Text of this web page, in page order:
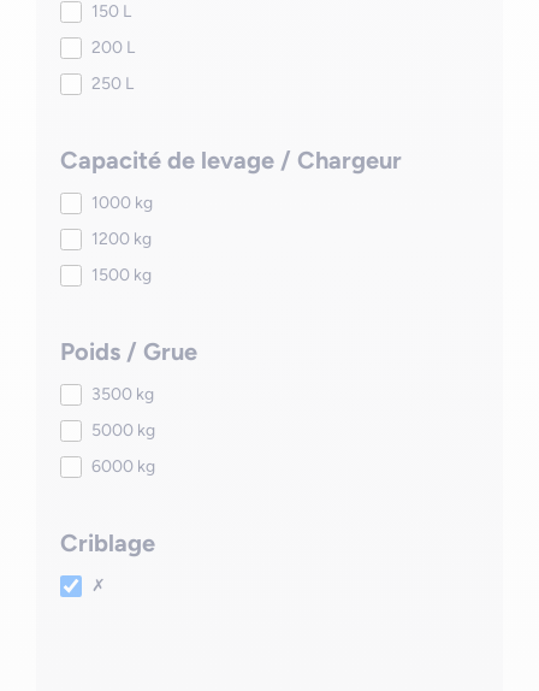
150 L
200 L
250 L
Capacité de levage / Chargeur
1000 kg
1200 kg
1500 kg
Poids / Grue
3500 kg
5000 kg
6000 kg
Criblage
✗